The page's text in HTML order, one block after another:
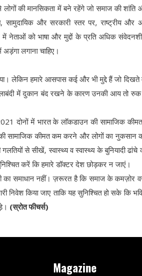
लोगों की मानसिकता में बने रहेंगे जो समाज की शांति
और सरकारी स्तर पर, राष्ट्रीय और
में नेताओं को भाषा और मुद्दों के प्रति अधिक
लगाना चाहिए।
लेकिन हमारे आसपास कई और भी मुद्दे हैं जो
में दुकान बंद रखने के कारण उनकी आय तो रुक
में भारत के लॉकडाउन की सामाजिक कीमत
की सामाजिक कीमत कम करने और लोगों का
से सीखें, स्वास्थ्य व स्वास्थ्य के बुनियादी
करें कि हमारे डॉक्टर देश छोड़कर न जाएं।
का समाधान नहीं। ज़रूरत है कि समाज के कमज़ोर
किया जाए ताकि यह सुनिश्चित हो सके कि
(स्रोत फीचर्स)
Magazine